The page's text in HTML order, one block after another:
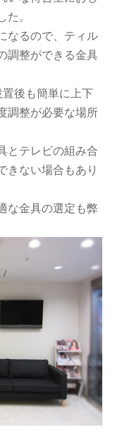
た。
なるので、ティル
調整ができる金具
後も簡単に上下
調整が必要な場所
とテレビの組み合
きない場合もあり
な金具の選定も弊